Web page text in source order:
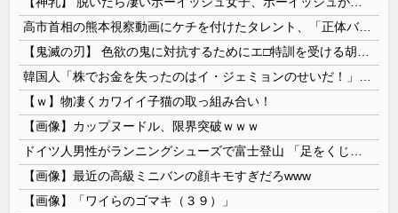
高市首相の熊本視察動画にケチを付けたタレント、「正体バレバレよな」と黒電話の呼び方であっさりと……
【ｗ】物凄くカワイイ子猫の取っ組み合い！
【画像】カップヌードル、限界突破ｗｗｗ
【画像】最近の高級ミニバンの顔キモすぎだろwww
【画像】「ワイらのゴマキ（３９）」